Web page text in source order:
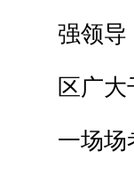
强领导
区广
一场场